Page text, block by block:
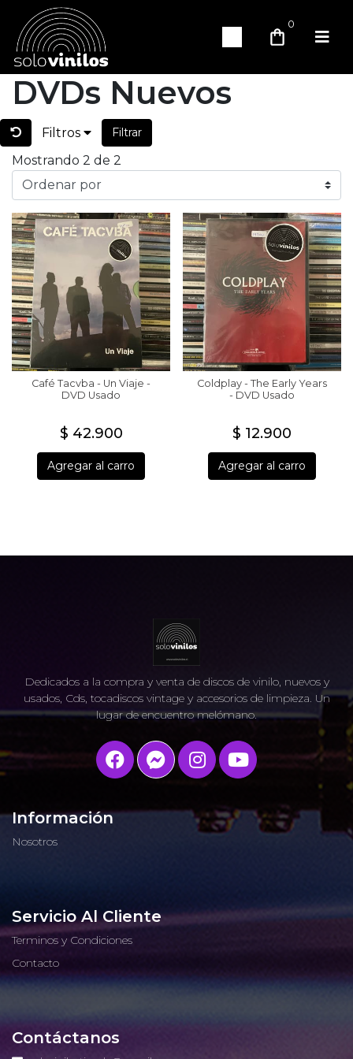
0
DVDs Nuevos
Filtros Filtrar
Mostrando 2 de 2
Café Tacvba - Un Viaje -
DVD Usado
$ 42.900
Agregar al carro
Coldplay - The Early Years
- DVD Usado
$ 12.900
Agregar al carro
Dedicados a la compra y venta de discos de vinilo, nuevos y
usados, Cds, tocadiscos vintage y accesorios de limpieza. Un
lugar de encuentro melómano.
Información
Nosotros
Servicio Al Cliente
Terminos y Condiciones
Contacto
Contáctanos